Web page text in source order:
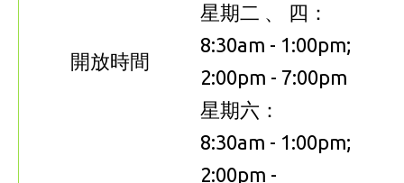
開放時間
星期二 、 四：
8:30am - 1:00pm;
2:00pm - 7:00pm
星期六：
8:30am - 1:00pm;
2:00pm -